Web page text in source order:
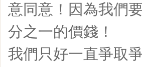
意同意！因為我們
分之一的價錢！
我們只好一直爭取